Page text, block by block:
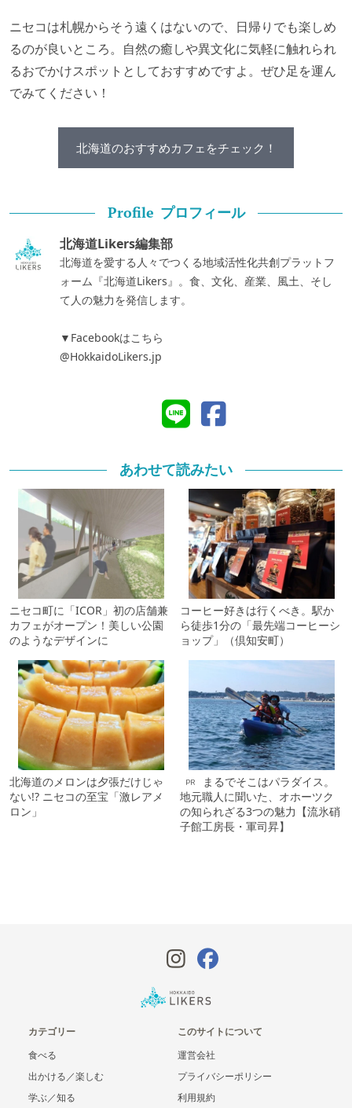
ニセコは札幌からそう遠くはないので、日帰りでも楽しめ
るのが良いところ。自然の癒しや異文化に気軽に触れられ
るおでかけスポットとしておすすめですよ。ぜひ足を運ん
でみてください！
北海道のおすすめカフェをチェック！
Profile プロフィール
北海道Likers編集部
北海道を愛する人々でつくる地域活性化共創プラットフ
ォーム『北海道Likers』。食、文化、産業、風土、そし
て人の魅力を発信します。
▼Facebookはこちら
@HokkaidoLikers.jp
あわせて読みたい
ニセコ町に「ICOR」初の店舗兼
カフェがオープン！美しい公園
のようなデザインに
コーヒー好きは行くべき。駅か
ら徒歩1分の「最先端コーヒーシ
ョップ」（倶知安町）
北海道のメロンは夕張だけじゃ
ない!? ニセコの至宝「激レアメ
ロン」
PR
まるでそこはパラダイス。
地元職人に聞いた、オホーツク
の知られざる3つの魅力【流氷硝
子館工房長・軍司昇】
カテゴリー
食べる
出かける／楽しむ
学ぶ／知る
このサイトについて
運営会社
プライバシーポリシー
利用規約